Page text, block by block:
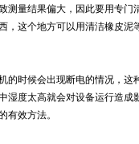
测量结果偏大，因此要用专门
，这个地方可以用清洁橡皮泥
的时候会出现断电的情况，
湿度太高就会对设备运行造成
有效方法。